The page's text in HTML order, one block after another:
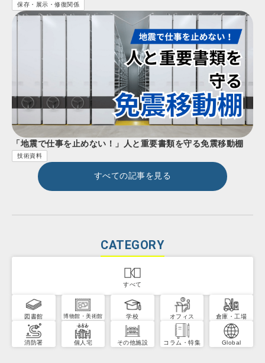
保存・展示・修復関係
「地震で仕事を止めない！」人と重要書類を守る免震移動棚
技術資料
すべての記事を見る
CATEGORY
すべて
図書館 博物館・美術館 学校 オフィス 倉庫・工場
消防署 個人宅 その他施設 コラム・特集 Global